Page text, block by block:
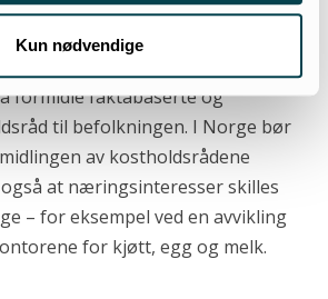
Kun nødvendige
bildet, men nettopp derfor er
tilgjengeliggjør og forenkler det å
formidle faktabaserte og
til befolkningen. I Norge bør
av kostholdsrådene
at næringsinteresser skilles
– for eksempel ved en avvikling
for kjøtt, egg og melk.